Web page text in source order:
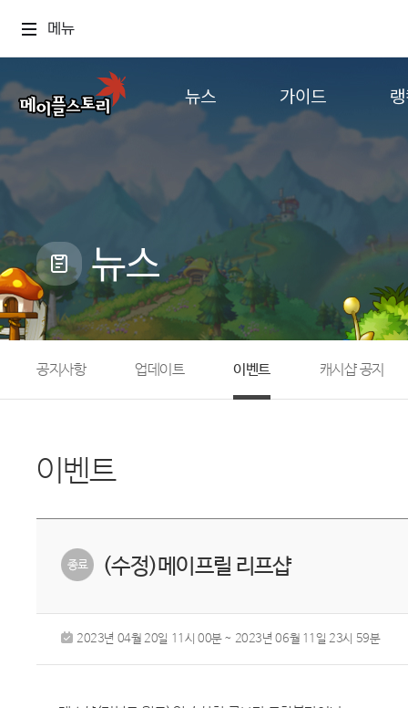
메뉴
뉴스
공지사항
업데이트
캐시샵 공지
메이플 알림판
with maple
가이드
게임정보
직업소개
확률형 아이템
NEXON NOW
뉴스
공지사항 업데이트 이벤트 캐시샵 공지
이벤트
(수정)메이프릴 리프샵
2023년 04월 20일 11시 00분 ~ 2023년 06월 11일 23시 59분